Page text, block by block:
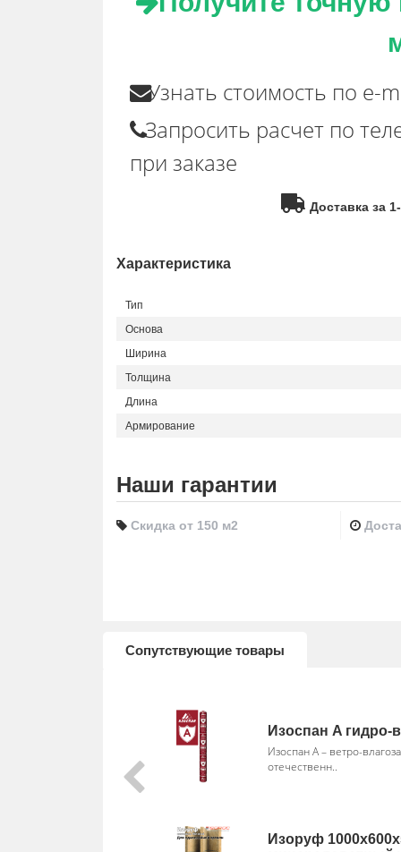
Узнать стоимость по e-
Запросить расчет по
при заказе
Доставка за
Характеристика
Тип
Основа
Ширина
Толщина
Длина
Армирование
Наши гарантии
Скидка от 150 м2
Сопутствующие товары
Изоспан A гидро-
Изоспан А – ветро-
отечественн..
Изоруф